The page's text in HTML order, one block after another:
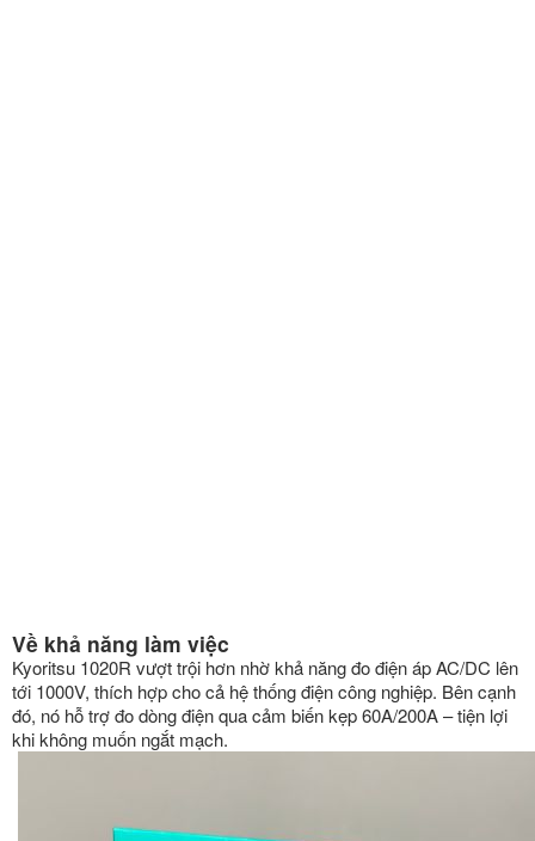
Về khả năng làm việc
Kyoritsu 1020R vượt trội hơn nhờ khả năng đo điện áp AC/DC lên
tới 1000V, thích hợp cho cả hệ thống điện công nghiệp. Bên cạnh
đó, nó hỗ trợ đo dòng điện qua cảm biến kẹp 60A/200A – tiện lợi
khi không muốn ngắt mạch.